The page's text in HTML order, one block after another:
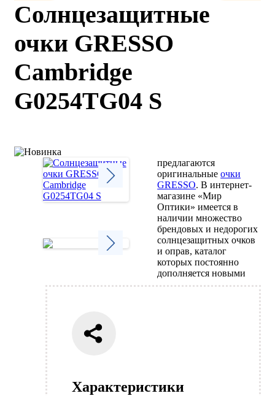
Солнцезащитные
очки GRESSO
Cambridge
G0254TG04 S
Next
Характеристики
предлагаются
оригинальныеочки
GRESSO. В интернет-
магазине «Мир
Оптики» имеется в
наличии множество
брендовых и недорогих
солнцезащитных очков
и оправ, каталог
которых постоянно
дополняется новыми